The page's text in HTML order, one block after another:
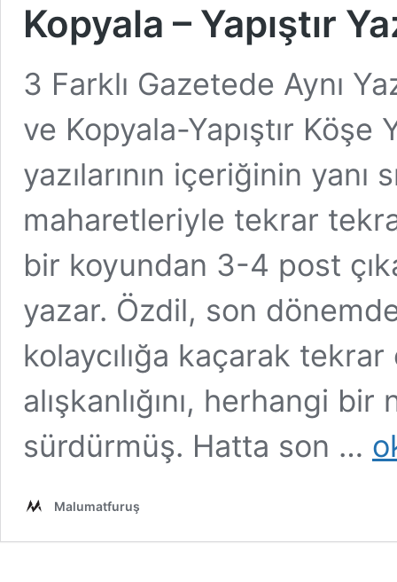
Kopyala – Yapıştır
3 Farklı Gazetede Aynı
ve Kopyala-Yapıştır Köşe
yazılarının içeriğinin yanı
maharetleriyle tekrar
bir koyundan 3-4 post
yazar. Özdil, son
kolaycılığa kaçarak
alışkanlığını, herhangi
sürdürmüş. Hatta son …
–
Malumatfuruş